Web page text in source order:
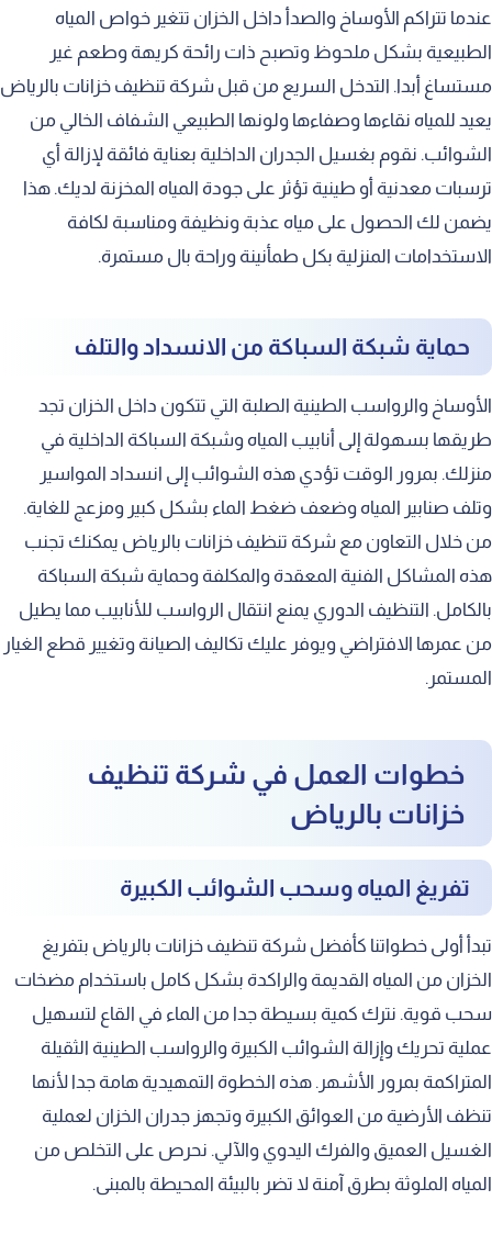
عدم تفريغ المياه بشكل كامل
إهمال تنظيف عوامة ومواسير الخزان
عدم شطف الخزان جيدا بعد التعقيم
التزامنا في شركة الإخوة تجاه عملائنا
توفير بيئة صحية وآمنة
المصداقية والشفافية التامة
الضمان الشامل على جودة الخدمة
عندما تتراكم الأوساخ والصدأ داخل الخزان تتغير خواص المياه
الطبيعية بشكل ملحوظ وتصبح ذات رائحة كريهة وطعم غير
مستساغ أبدا. التدخل السريع من قبل شركة تنظيف خزانات بالرياض
يعيد للمياه نقاءها وصفاءها ولونها الطبيعي الشفاف الخالي من
الشوائب. نقوم بغسيل الجدران الداخلية بعناية فائقة لإزالة أي
ترسبات معدنية أو طينية تؤثر على جودة المياه المخزنة لديك. هذا
يضمن لك الحصول على مياه عذبة ونظيفة ومناسبة لكافة
الاستخدامات المنزلية بكل طمأنينة وراحة بال مستمرة.
حماية شبكة السباكة من الانسداد والتلف
الأوساخ والرواسب الطينية الصلبة التي تتكون داخل الخزان تجد
طريقها بسهولة إلى أنابيب المياه وشبكة السباكة الداخلية في
منزلك. بمرور الوقت تؤدي هذه الشوائب إلى انسداد المواسير
وتلف صنابير المياه وضعف ضغط الماء بشكل كبير ومزعج للغاية.
من خلال التعاون مع شركة تنظيف خزانات بالرياض يمكنك تجنب
هذه المشاكل الفنية المعقدة والمكلفة وحماية شبكة السباكة
بالكامل. التنظيف الدوري يمنع انتقال الرواسب للأنابيب مما يطيل
من عمرها الافتراضي ويوفر عليك تكاليف الصيانة وتغيير قطع الغيار
المستمر.
خطوات العمل في شركة تنظيف
خزانات بالرياض
تفريغ المياه وسحب الشوائب الكبيرة
تبدأ أولى خطواتنا كأفضل شركة تنظيف خزانات بالرياض بتفريغ
الخزان من المياه القديمة والراكدة بشكل كامل باستخدام مضخات
سحب قوية. نترك كمية بسيطة جدا من الماء في القاع لتسهيل
عملية تحريك وإزالة الشوائب الكبيرة والرواسب الطينية الثقيلة
المتراكمة بمرور الأشهر. هذه الخطوة التمهيدية هامة جدا لأنها
تنظف الأرضية من العوائق الكبيرة وتجهز جدران الخزان لعملية
الغسيل العميق والفرك اليدوي والآلي. نحرص على التخلص من
المياه الملوثة بطرق آمنة لا تضر بالبيئة المحيطة بالمبنى.